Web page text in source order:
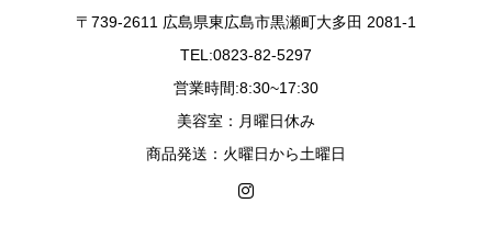
〒739-2611 広島県東広島市黒瀬町大多田 2081-1
TEL:0823-82-5297
営業時間:8:30~17:30
美容室：月曜日休み
商品発送：火曜日から土曜日